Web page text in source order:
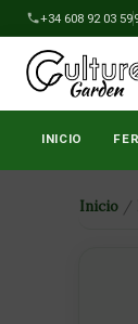
al
contenido
+34 608 92 03 59
INICIO
Inicio /